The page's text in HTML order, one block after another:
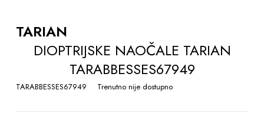
THE
BEGINNING
GALLERY
TARIAN
DIOPTRIJSKE NAOČALE TARIAN
TARABBESSES67949
TARABBESSES67949 Trenutno nije dostupno